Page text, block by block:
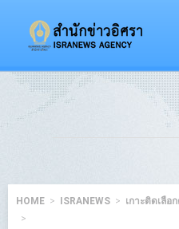
HOME ISRANEWS เกาะติดเลือ